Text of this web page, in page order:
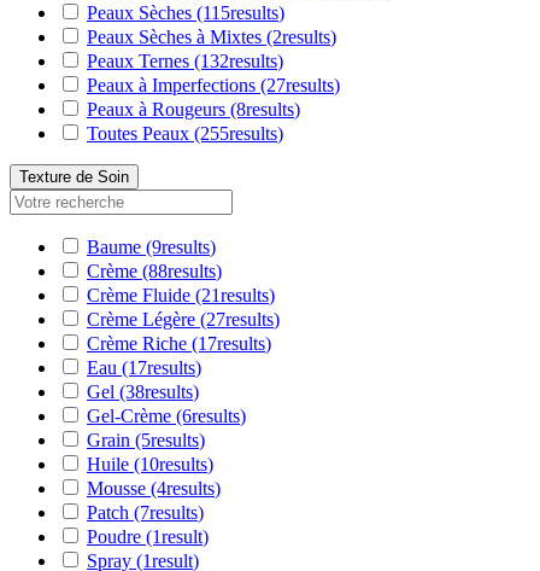
Peaux Sèches (115results)
Peaux Sèches à Mixtes (2results)
Peaux Ternes (132results)
Peaux à Imperfections (27results)
Peaux à Rougeurs (8results)
Toutes Peaux (255results)
Texture de Soin
Baume (9results)
Crème (88results)
Crème Fluide (21results)
Crème Légère (27results)
Crème Riche (17results)
Eau (17results)
Gel (38results)
Gel-Crème (6results)
Grain (5results)
Huile (10results)
Mousse (4results)
Patch (7results)
Poudre (1result)
Spray (1result)